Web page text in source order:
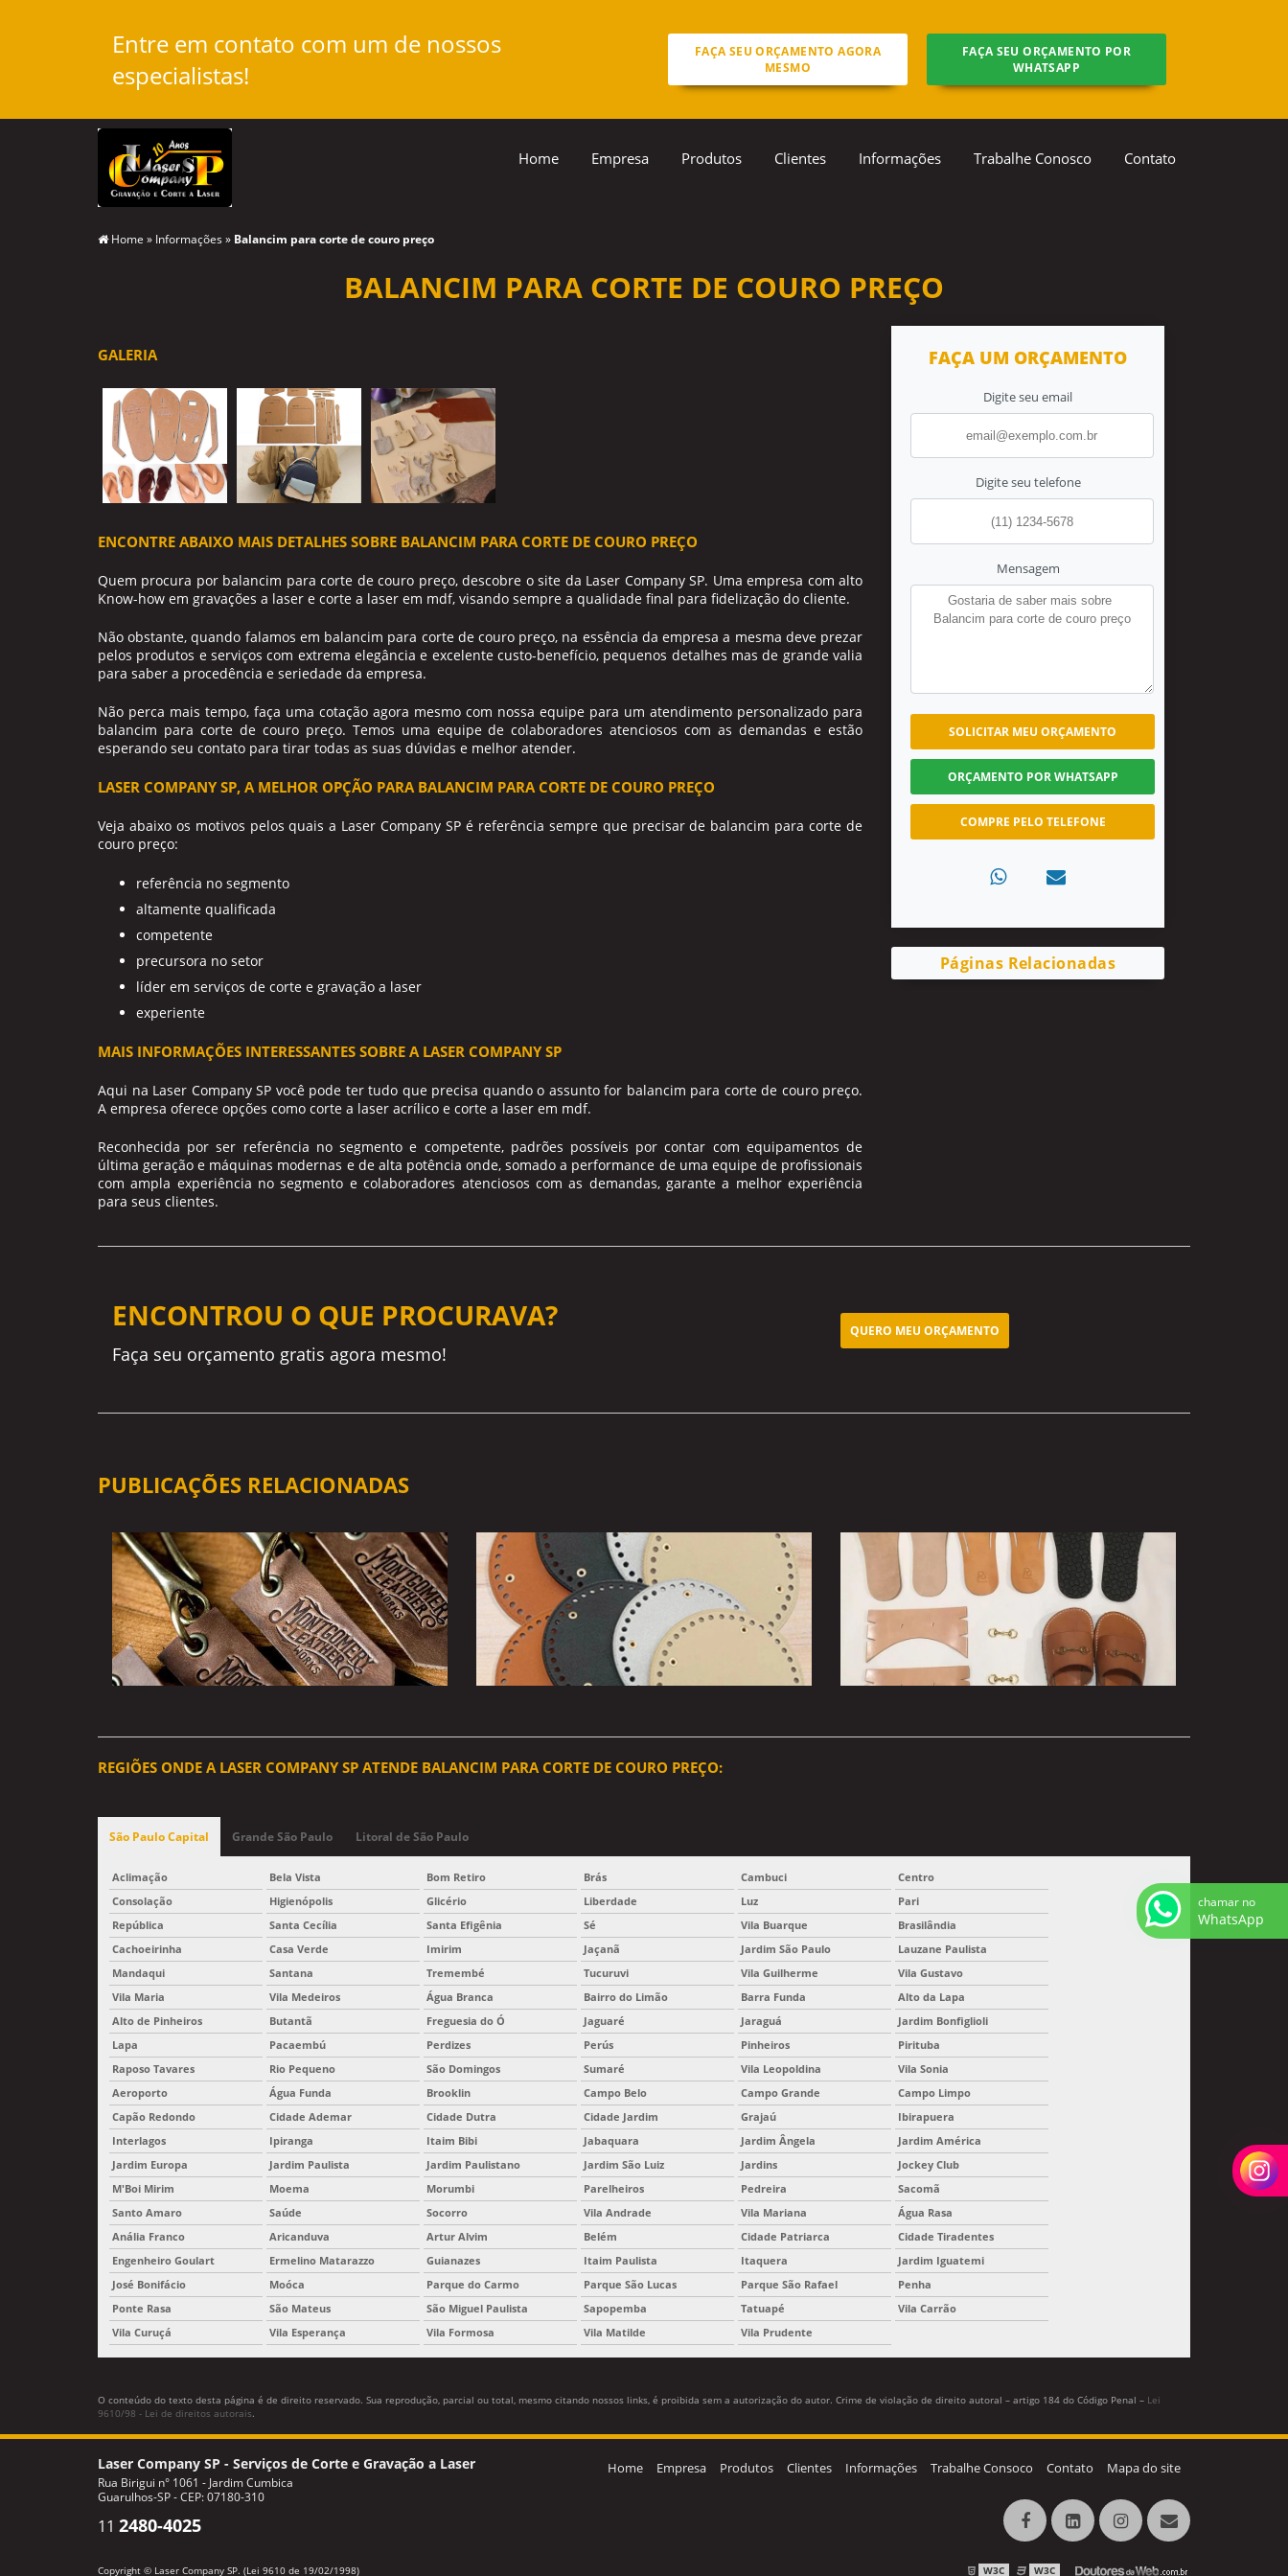
Entre em contato com um de nossos
especialistas!
FAÇA SEU ORÇAMENTO AGORA
MESMO
FAÇA SEU ORÇAMENTO POR
WHATSAPP
Home Empresa Produtos Clientes Informações Trabalhe Conosco Contato
Home » Informações » Balancim para corte de couro preço
BALANCIM PARA CORTE DE COURO PREÇO
GALERIA
ENCONTRE ABAIXO MAIS DETALHES SOBRE BALANCIM PARA CORTE DE COURO PREÇO
Quem procura por balancim para corte de couro preço, descobre o site da Laser Company SP. Uma empresa com alto
Know-how em gravações a laser e corte a laser em mdf, visando sempre a qualidade final para fidelização do cliente.
Não obstante, quando falamos em balancim para corte de couro preço, na essência da empresa a mesma deve prezar
pelos produtos e serviços com extrema elegância e excelente custo-benefício, pequenos detalhes mas de grande valia
para saber a procedência e seriedade da empresa.
Não perca mais tempo, faça uma cotação agora mesmo com nossa equipe para um atendimento personalizado para
balancim para corte de couro preço. Temos uma equipe de colaboradores atenciosos com as demandas e estão
esperando seu contato para tirar todas as suas dúvidas e melhor atender.
LASER COMPANY SP, A MELHOR OPÇÃO PARA BALANCIM PARA CORTE DE COURO PREÇO
Veja abaixo os motivos pelos quais a Laser Company SP é referência sempre que precisar de balancim para corte de
couro preço:
referência no segmento
altamente qualificada
competente
precursora no setor
líder em serviços de corte e gravação a laser
experiente
MAIS INFORMAÇÕES INTERESSANTES SOBRE A LASER COMPANY SP
Aqui na Laser Company SP você pode ter tudo que precisa quando o assunto for balancim para corte de couro preço.
A empresa oferece opções como corte a laser acrílico e corte a laser em mdf.
Reconhecida por ser referência no segmento e competente, padrões possíveis por contar com equipamentos de
última geração e máquinas modernas e de alta potência onde, somado a performance de uma equipe de profissionais
com ampla experiência no segmento e colaboradores atenciosos com as demandas, garante a melhor experiência
para seus clientes.
FAÇA UM ORÇAMENTO
Digite seu email
Digite seu telefone
Mensagem
SOLICITAR MEU ORÇAMENTO
ORÇAMENTO POR WHATSAPP
COMPRE PELO TELEFONE
Páginas Relacionadas
ENCONTROU O QUE PROCURAVA?
Faça seu orçamento gratis agora mesmo!
QUERO MEU ORÇAMENTO
PUBLICAÇÕES RELACIONADAS
REGIÕES ONDE A LASER COMPANY SP ATENDE BALANCIM PARA CORTE DE COURO PREÇO:
São Paulo Capital Grande São Paulo Litoral de São Paulo
Aclimação Bela Vista Bom Retiro Brás Cambuci
Centro
Consolação
Higienópolis Glicério Liberdade Luz
Pari
República
Santa Cecília Santa Efigênia Sé Vila Buarque
Brasilândia
Cachoeirinha
Casa Verde Imirim Jaçanã Jardim São Paulo
Lauzane Paulista
Mandaqui
Santana Tremembé Tucuruvi Vila Guilherme
Vila Gustavo
Vila Maria
Vila Medeiros Água Branca Bairro do Limão Barra Funda
Alto da Lapa
Alto de Pinheiros
Butantã Freguesia do Ó Jaguaré Jaraguá
Jardim Bonfiglioli
Lapa
Pacaembú Perdizes Perús Pinheiros
Pirituba
Raposo Tavares
Rio Pequeno São Domingos Sumaré Vila Leopoldina
Vila Sonia
Aeroporto
Água Funda Brooklin Campo Belo Campo Grande
Campo Limpo
Capão Redondo
Cidade Ademar Cidade Dutra Cidade Jardim Grajaú
Ibirapuera
Interlagos
Ipiranga Itaim Bibi Jabaquara Jardim Ângela
Jardim América
Jardim Europa
Jardim Paulista Jardim Paulistano Jardim São Luiz Jardins
Jockey Club
M'Boi Mirim
Moema Morumbi Parelheiros Pedreira
Sacomã
Santo Amaro
Saúde Socorro Vila Andrade Vila Mariana
Água Rasa
Anália Franco
Aricanduva Artur Alvim Belém Cidade Patriarca
Cidade Tiradentes
Engenheiro Goulart
Ermelino Matarazzo Guianazes Itaim Paulista Itaquera
Jardim Iguatemi
José Bonifácio
Moóca Parque do Carmo Parque São Lucas Parque São Rafael
Penha
Ponte Rasa
São Mateus São Miguel Paulista Sapopemba Tatuapé
Vila Carrão
Vila Curuçá
Vila Esperança Vila Formosa Vila Matilde Vila Prudente
O conteúdo do texto desta página é de direito reservado. Sua reprodução, parcial ou total, mesmo citando nossos links, é proibida sem a autorização do autor. Crime de violação de direito autoral – artigo 184 do Código Penal – Lei
9610/98 - Lei de direitos autorais.
Laser Company SP - Serviços de Corte e Gravação a Laser
Rua Birigui n° 1061 - Jardim Cumbica
Guarulhos-SP - CEP: 07180-310
11 2480-4025
Home Empresa Produtos Clientes Informações Trabalhe Consoco Contato Mapa do site
Copyright © Laser Company SP. (Lei 9610 de 19/02/1998) W3C W3C
chamar no
WhatsApp